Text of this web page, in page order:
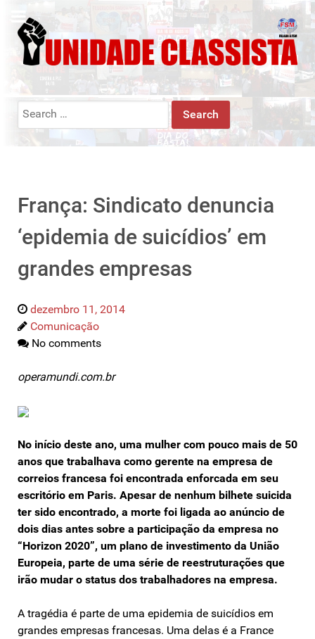
Search
França: Sindicato denuncia
‘epidemia de suicídios’ em
grandes empresas
dezembro 11, 2014
Comunicação
No comments
operamundi.com.br
No início deste ano, uma mulher com pouco mais de 50
anos que trabalhava como gerente na empresa de
correios francesa foi encontrada enforcada em seu
escritório em Paris. Apesar de nenhum bilhete suicida
ter sido encontrado, a morte foi ligada ao anúncio de
dois dias antes sobre a participação da empresa no
“Horizon 2020”, um plano de investimento da União
Europeia, parte de uma série de reestruturações que
irão mudar o status dos trabalhadores na empresa.
A tragédia é parte de uma epidemia de suicídios em
grandes empresas francesas. Uma delas é a France